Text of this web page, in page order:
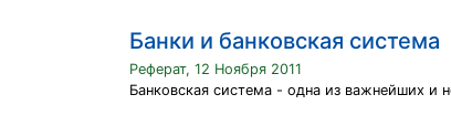
Банки и банковская система
Реферат, 12 Ноября 2011
Банковская система - одна из важнейших и